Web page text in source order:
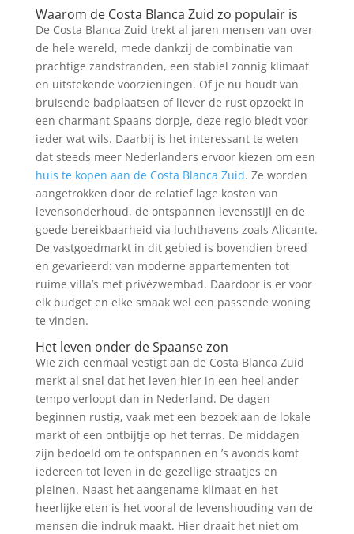
Waarom de Costa Blanca Zuid zo populair is
De Costa Blanca Zuid trekt al jaren mensen van over
de hele wereld, mede dankzij de combinatie van
prachtige zandstranden, een stabiel zonnig klimaat
en uitstekende voorzieningen. Of je nu houdt van
bruisende badplaatsen of liever de rust opzoekt in
een charmant Spaans dorpje, deze regio biedt voor
ieder wat wils. Daarbij is het interessant te weten
dat steeds meer Nederlanders ervoor kiezen om een
huis te kopen aan de Costa Blanca Zuid. Ze worden
aangetrokken door de relatief lage kosten van
levensonderhoud, de ontspannen levensstijl en de
goede bereikbaarheid via luchthavens zoals Alicante.
De vastgoedmarkt in dit gebied is bovendien breed
en gevarieerd: van moderne appartementen tot
ruime villa’s met privézwembad. Daardoor is er voor
elk budget en elke smaak wel een passende woning
te vinden.
Het leven onder de Spaanse zon
Wie zich eenmaal vestigt aan de Costa Blanca Zuid
merkt al snel dat het leven hier in een heel ander
tempo verloopt dan in Nederland. De dagen
beginnen rustig, vaak met een bezoek aan de lokale
markt of een ontbijtje op het terras. De middagen
zijn bedoeld om te ontspannen en ’s avonds komt
iedereen tot leven in de gezellige straatjes en
pleinen. Naast het aangename klimaat en het
heerlijke eten is het vooral de levenshouding van de
mensen die indruk maakt. Hier draait het niet om